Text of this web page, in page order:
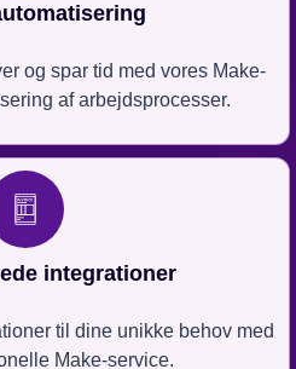
og spar tid med vores Make-
af arbejdsprocesser.
integrationer
til dine unikke behov med
Make-service.